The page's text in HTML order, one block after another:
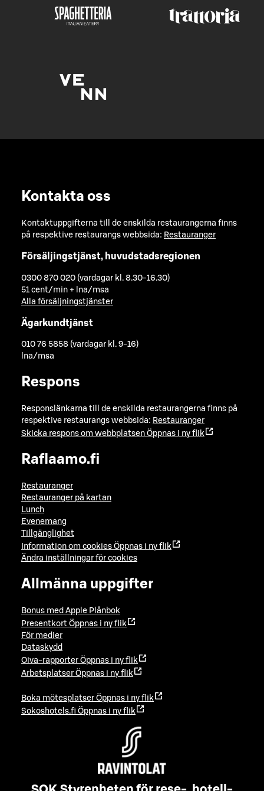
Kontakta oss
Kontaktuppgifterna till de enskilda restaurangerna finns
på respektive restaurangs webbsida: Restauranger
Försäljingstjänst, huvudstadsregionen
0300 870 020 (vardagar kl. 8.30-16.30)
51 cent/min + lna/msa
Alla försäljningstjänster
Ägarkundtjänst
010 76 5858 (vardagar kl. 9-16)
lna/msa
Respons
Responslänkarna till de enskilda restaurangerna finns på
respektive restaurangs webbsida: Restauranger
Skicka respons om webbplatsen Öppnas i ny flik
Raflaamo.fi
Restauranger
Restauranger på kartan
Lunch
Evenemang
Tillgänglighet
Information om cookies Öppnas i ny flik
Ändra inställningar för cookies
Allmänna uppgifter
Bonus med Apple Plånbok
Presentkort Öppnas i ny flik
För medier
Dataskydd
Oiva-rapporter Öppnas i ny flik
Arbetsplatser Öppnas i ny flik
Boka mötesplatser Öppnas i ny flik
Sokoshotels.fi Öppnas i ny flik